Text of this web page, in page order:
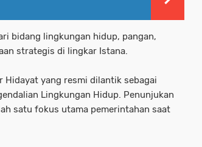
bidang lingkungan hidup, pangan,
strategis di lingkar Istana.
Hidayat yang resmi dilantik sebagai
Lingkungan Hidup. Penunjukan
satu fokus utama pemerintahan saat